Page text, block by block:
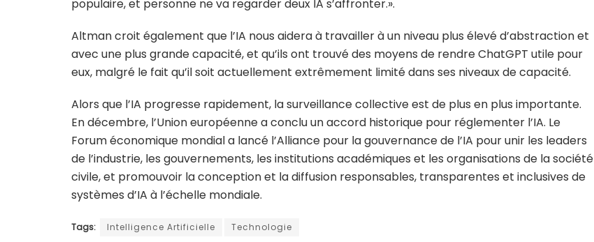
populaire, et personne ne va regarder deux IA s’affronter.».
Altman croit également que l’IA nous aidera à travailler à un niveau plus élevé d’abstraction et
avec une plus grande capacité, et qu’ils ont trouvé des moyens de rendre ChatGPT utile pour
eux, malgré le fait qu’il soit actuellement extrêmement limité dans ses niveaux de capacité.
Alors que l’IA progresse rapidement, la surveillance collective est de plus en plus importante.
En décembre, l’Union européenne a conclu un accord historique pour réglementer l’IA. Le
Forum économique mondial a lancé l’Alliance pour la gouvernance de l’IA pour unir les leaders
de l’industrie, les gouvernements, les institutions académiques et les organisations de la société
civile, et promouvoir la conception et la diffusion responsables, transparentes et inclusives de
systèmes d’IA à l’échelle mondiale.
Tags: Intelligence Artificielle Technologie